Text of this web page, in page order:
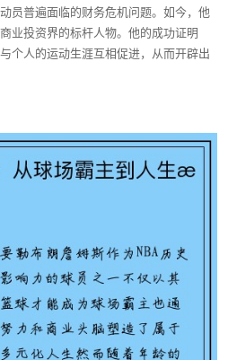
员普遍面临的财务危机问题。如今，他
业投资界的标杆人物。他的成功证明
个人的运动生涯互相促进，从而开辟出